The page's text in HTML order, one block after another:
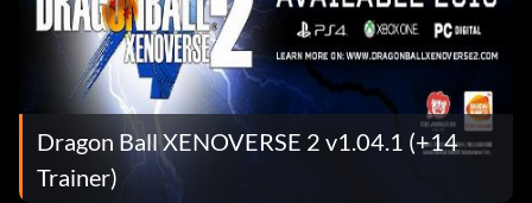
Dragon Ball XENOVERSE 2 v1.04.1 (+14
Trainer)